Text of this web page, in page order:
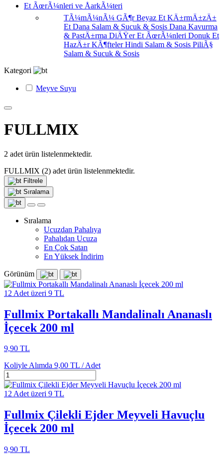
Et ÃœrÃ¼nleri ve ÅarkÃ¼teri
TÃ¼mÃ¼nÃ¼ GÃ¶rBeyaz Et KÄ±rmÄ±zÄ±
Et Dana Salam & Sucuk & Sosis Dana Kavurma
& PastÄ±rma DiÄŸer Et ÃœrÃ¼nleri Donuk Et
HazÄ±r KÃ¶ftelerHindi Salam & Sosis PiliÃ§
Salam & Sucuk & Sosis
Kategori
Meyve Suyu
FULLMIX
2 adet ürün listelenmektedir.
FULLMIX (2) adet ürün listelenmektedir.
Filtrele
Sıralama
Sıralama
Ucuzdan Pahalıya
Pahalıdan Ucuza
En Çok Satan
En Yüksek İndirim
Görünüm
12 Adet üzeri 9 TL
Fullmix Portakallı Mandalinalı Ananaslı
İçecek 200 ml
9,90 TL
Koliyle Alımda 9,00 TL /Adet
12 Adet üzeri 9 TL
Fullmix Çilekli Ejder Meyveli Havuçlu
İçecek 200 ml
9,90 TL